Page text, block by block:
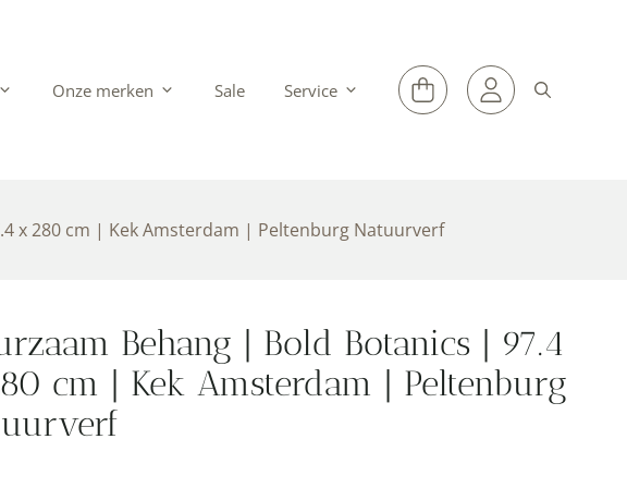
Onze merken Sale Service
x 280 cm | Kek Amsterdam | Peltenburg Natuurverf
Behang | Bold Botanics | 97.4
cm | Kek Amsterdam | Peltenburg